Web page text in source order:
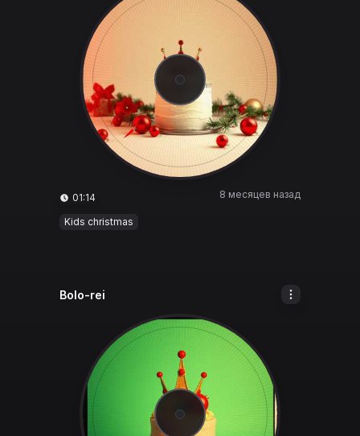
01:14 8 месяцев назад
Kids christmas
Bolo-rei